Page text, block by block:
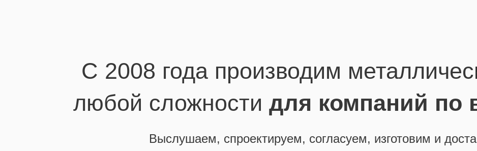
C 2008 года производим
любой сложности для компаний по
Выслушаем, спроектируем, согласуем, изготовим и